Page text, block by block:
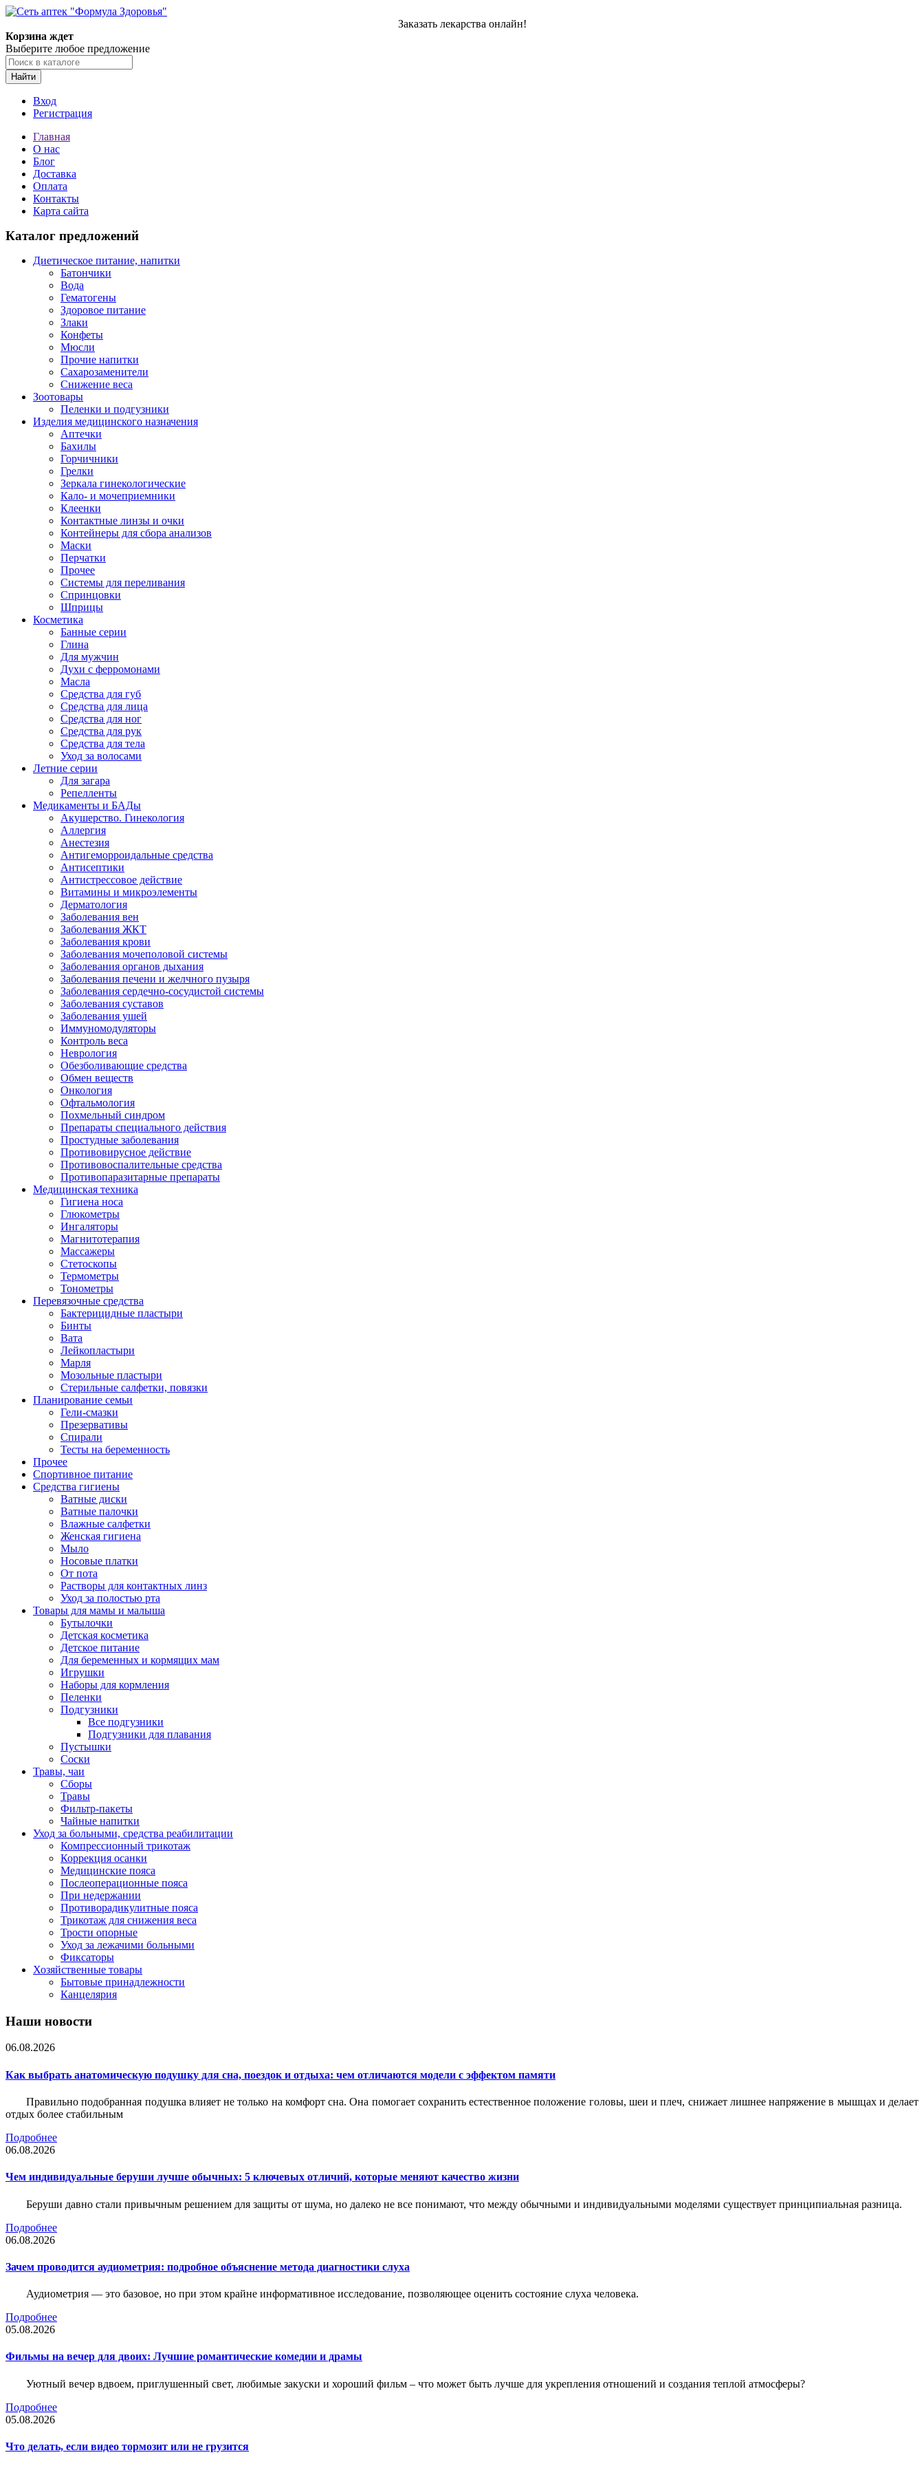
Заказать лекарства онлайн!
Корзина ждет
Выберите любое предложение
Найти
Вход
Регистрация
Главная
О нас
Блог
Доставка
Оплата
Контакты
Карта сайта
Каталог предложений
Диетическое питание, напитки
Батончики
Вода
Гематогены
Здоровое питание
Злаки
Конфеты
Мюсли
Прочие напитки
Сахарозаменители
Снижение веса
Зоотовары
Пеленки и подгузники
Изделия медицинского назначения
Аптечки
Бахилы
Горчичники
Грелки
Зеркала гинекологические
Кало- и мочеприемники
Клеенки
Контактные линзы и очки
Контейнеры для сбора анализов
Маски
Перчатки
Прочее
Системы для переливания
Спринцовки
Шприцы
Косметика
Банные серии
Глина
Для мужчин
Духи с ферромонами
Масла
Средства для губ
Средства для лица
Средства для ног
Средства для рук
Средства для тела
Уход за волосами
Летние серии
Для загара
Репелленты
Медикаменты и БАДы
Акушерство. Гинекология
Аллергия
Анестезия
Антигеморроидальные средства
Антисептики
Антистрессовое действие
Витамины и микроэлементы
Дерматология
Заболевания вен
Заболевания ЖКТ
Заболевания крови
Заболевания мочеполовой системы
Заболевания органов дыхания
Заболевания печени и желчного пузыря
Заболевания сердечно-сосудистой системы
Заболевания суставов
Заболевания ушей
Иммуномодуляторы
Контроль веса
Неврология
Обезболивающие средства
Обмен веществ
Онкология
Офтальмология
Похмельный синдром
Препараты специального действия
Простудные заболевания
Противовирусное действие
Противовоспалительные средства
Противопаразитарные препараты
Медицинская техника
Гигиена носа
Глюкометры
Ингаляторы
Магнитотерапия
Массажеры
Стетоскопы
Термометры
Тонометры
Перевязочные средства
Бактерицидные пластыри
Бинты
Вата
Лейкопластыри
Марля
Мозольные пластыри
Стерильные салфетки, повязки
Планирование семьи
Гели-смазки
Презервативы
Спирали
Тесты на беременность
Прочее
Спортивное питание
Средства гигиены
Ватные диски
Ватные палочки
Влажные салфетки
Женская гигиена
Мыло
Носовые платки
От пота
Растворы для контактных линз
Уход за полостью рта
Товары для мамы и малыша
Бутылочки
Детская косметика
Детское питание
Для беременных и кормящих мам
Игрушки
Наборы для кормления
Пеленки
Подгузники
Все подгузники
Подгузники для плавания
Пустышки
Соски
Травы, чаи
Сборы
Травы
Фильтр-пакеты
Чайные напитки
Уход за больными, средства реабилитации
Компрессионный трикотаж
Коррекция осанки
Медицинские пояса
Послеоперационные пояса
При недержании
Противорадикулитные пояса
Трикотаж для снижения веса
Трости опорные
Уход за лежачими больными
Фиксаторы
Хозяйственные товары
Бытовые принадлежности
Канцелярия
Наши новости
06.08.2026
Как выбрать анатомическую подушку для сна, поездок и отдыха: чем отличаются модели с эффектом памяти
Правильно подобранная подушка влияет не только на комфорт сна. Она помогает сохранить естественное положение головы, шеи и плеч, снижает лишнее напряжение в мышцах и делает
отдых более стабильным
Подробнее
06.08.2026
Чем индивидуальные беруши лучше обычных: 5 ключевых отличий, которые меняют качество жизни
Беруши давно стали привычным решением для защиты от шума, но далеко не все понимают, что между обычными и индивидуальными моделями существует принципиальная разница.
Подробнее
06.08.2026
Зачем проводится аудиометрия: подробное объяснение метода диагностики слуха
Аудиометрия — это базовое, но при этом крайне информативное исследование, позволяющее оценить состояние слуха человека.
Подробнее
05.08.2026
Фильмы на вечер для двоих: Лучшие романтические комедии и драмы
Уютный вечер вдвоем, приглушенный свет, любимые закуски и хороший фильм – что может быть лучше для укрепления отношений и создания теплой атмосферы?
Подробнее
05.08.2026
Что делать, если видео тормозит или не грузится